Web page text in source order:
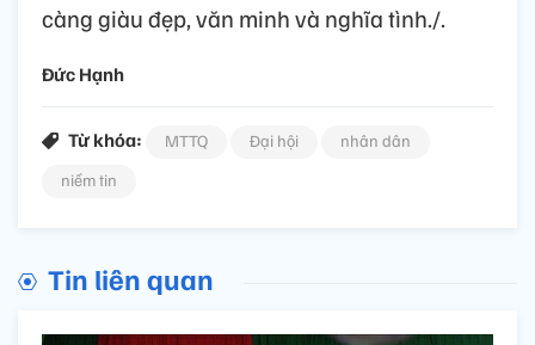
càng giàu đẹp, văn minh và nghĩa tình./.
Đức Hạnh
Từ khóa: MTTQ Đại hội
nhân dân
niềm tin
Tin liên quan